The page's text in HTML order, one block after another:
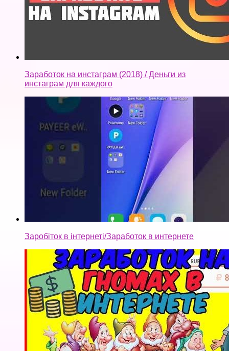
Заробіток в інтернеті/Заработок в интернете
ЗАРАБОТОК ПО 500 РУБЛЕЙ В ДЕНЬ НА ГНОМАХ
В ИНТЕРНЕТЕ . ПРОСТОЙ ЗАРАБОТОК ДЛЯ
ШКОЛЬНИКОВ В ИНТЕРНЕТЕ